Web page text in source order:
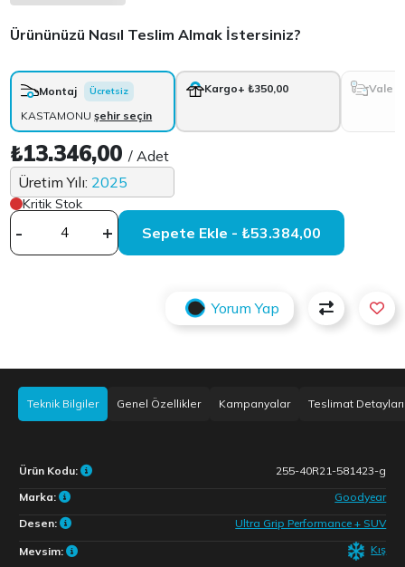
Ürününüzü Nasıl Teslim Almak İstersiniz?
Montaj Ücretsiz
KASTAMONUşehir seçin
Kargo+ ₺350,00 Vale
₺13.346,00/ Adet
Üretim Yılı: 2025
Kritik Stok
- + Sepete Ekle - ₺53.384,00
Yorum Yap
Teknik Bilgiler Genel Özellikler Kampanyalar Teslimat Detayları
Ürün Kodu:
255-40R21-581423-g
Marka:
Goodyear
Desen:
Ultra Grip Performance + SUV
Mevsim: Kış